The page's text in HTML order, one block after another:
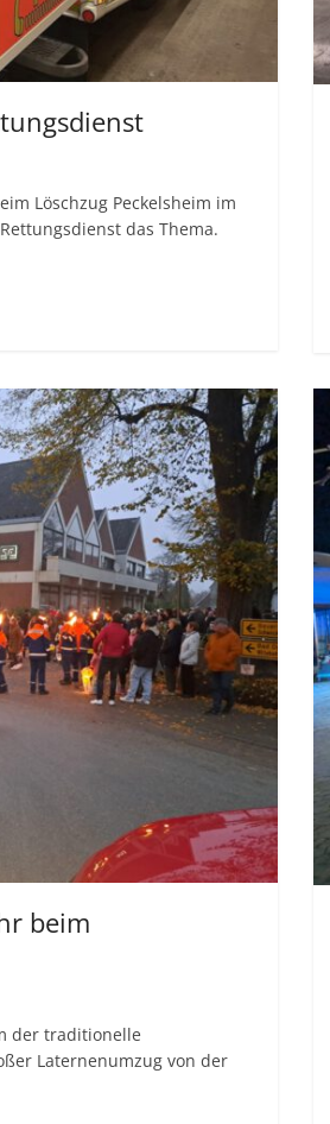
Löschzug Peckelsheim im
das Thema.
beim
der traditionelle
Laternenumzug von der